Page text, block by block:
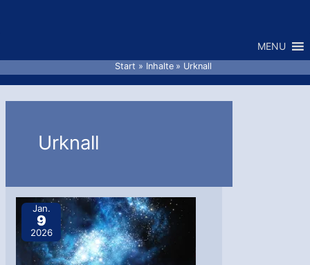
MENU
Start Inhalte Urknall
Urknall
Jan.
9
2026